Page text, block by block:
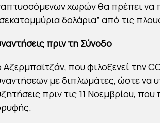
χωρών θα πρέπει να
δολάρια” από τις
πριν τη Σύνοδο
Αζερμπαϊτζάν, που φιλοξενεί την
με διπλωμάτες, ώστε να
πριν τις 11 Νοεμβρίου, που